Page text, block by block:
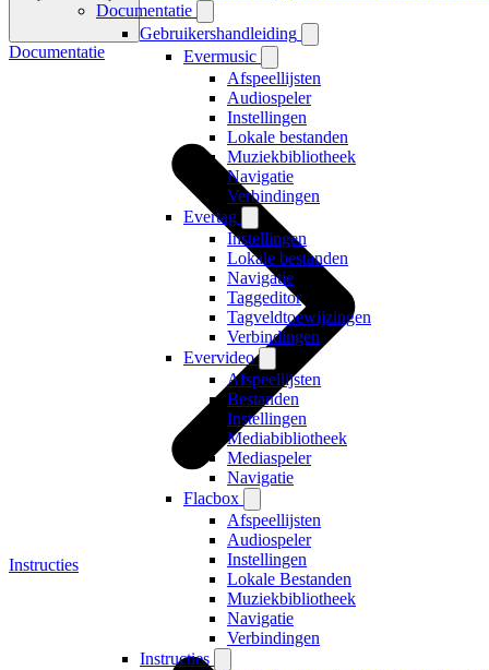
Documentatie
Gebruikershandleiding
Evermusic
Afspeellijsten
Audiospeler
Instellingen
Lokale bestanden
Muziekbibliotheek
Navigatie
Verbindingen
Evertag
Instellingen
Lokale bestanden
Navigatie
Taggeditor
Tagveldtoewijzingen
Verbindingen
Evervideo
Afspeellijsten
Bestanden
Instellingen
Mediabibliotheek
Mediaspeler
Navigatie
Flacbox
Afspeellijsten
Audiospeler
Instellingen
Lokale Bestanden
Muziekbibliotheek
Navigatie
Verbindingen
Instructies
Documentatie
Instructies